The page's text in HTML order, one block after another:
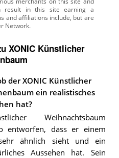
XONIC Künstlicher
der XONIC Künstlicher
ein realistisches
hat?
Weihnachtsbaum
entworfen, dass er einem
ähnlich sieht und ein
Aussehen hat. Sein